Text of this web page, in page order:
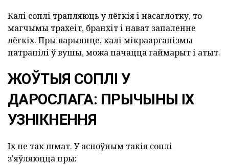
Калі соплі трапляюць у лёгкія і насаглотку, то
магчымы трахеіт, бранхіт і нават запаленне
лёгкіх. Пры варыянце, калі мікраарганізмы
патрапілі ў вушы, можа пачацца гаймарыт і атыт.
ЖОЎТЫЯ СОПЛІ У
ДАРОСЛАГА: ПРЫЧЫНЫ ІХ
УЗНІКНЕННЯ
Іх не так шмат. У асноўным такія соплі
з'яўляюцца пры: